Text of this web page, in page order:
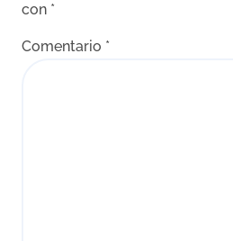
con *
Comentario *